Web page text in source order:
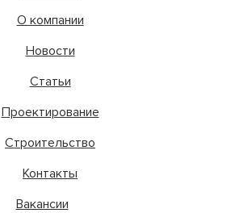
О компании
Новости
Статьи
Проектирование
Строительство
Контакты
Вакансии